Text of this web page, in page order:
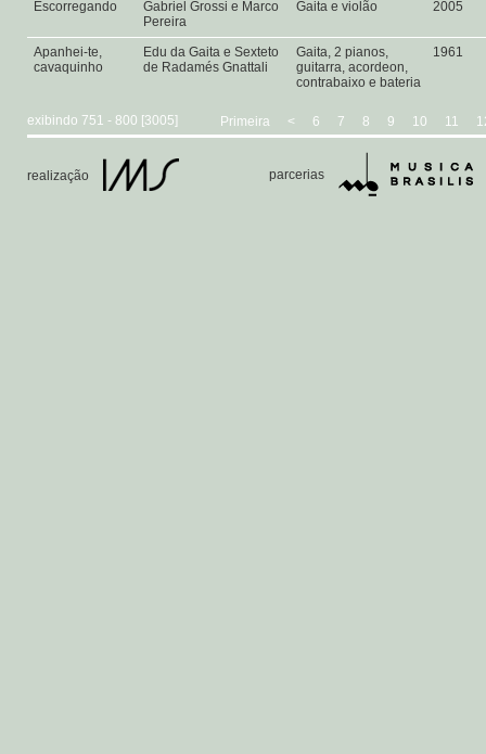
Escorregando
Gabriel Grossi e Marco
Pereira
Gaita e violão 2005
Apanhei-te,
cavaquinho
Edu da Gaita e Sexteto
de Radamés Gnattali
Gaita, 2 pianos,
guitarra, acordeon,
contrabaixo e bateria
1961
exibindo 751 - 800 [3005] Primeira < 6 7 8 9 10 11
realização parcerias